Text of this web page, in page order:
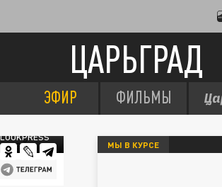
ЦАРЬГРАД
ЭФИР ФИЛЬМЫ
МЫ В КУРСЕ